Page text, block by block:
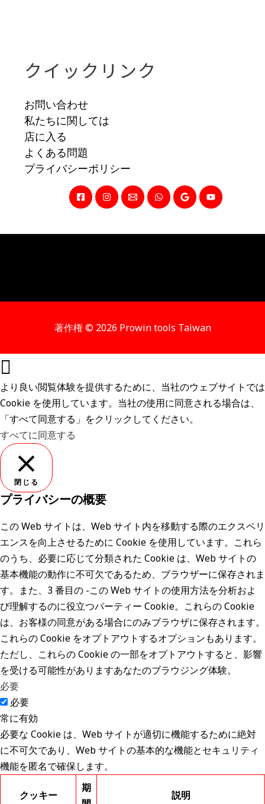
クイックリンク
お問い合わせ
私たちに関しては
店に入る
よくある問題
プライバシーポリシー
著作権 © 2026 Prowin tools Taiwan
より良い閲覧体験を提供するために、当社のウェブサイトでは
Cookie を使用しています。当社の使用に同意される場合は、
「すべて同意する」をクリックしてください。
すべてに同意する
閉じる
プライバシーの概要
この Web サイトは、Web サイト内を移動する際のエクスペリ
エンスを向上させるために Cookie を使用しています。これら
のうち、必要に応じて分類された Cookie は、Web サイトの
基本機能の動作に不可欠であるため、ブラウザーに保存されま
す。また、3 番目の -この Web サイトの使用方法を分析およ
び理解するのに役立つパーティー Cookie。これらの Cookie
は、お客様の同意がある場合にのみブラウザに保存されます。
これらの Cookie をオプトアウトするオプションもあります。
ただし、これらの Cookie の一部をオプトアウトすると、影響
を受ける可能性がありますあなたのブラウジング体験。
必要
必要
常に有効
必要な Cookie は、Web サイトが適切に機能するために絶対
に不可欠であり、Web サイトの基本的な機能とセキュリティ
機能を匿名で確保します。
クッキー
期
説明